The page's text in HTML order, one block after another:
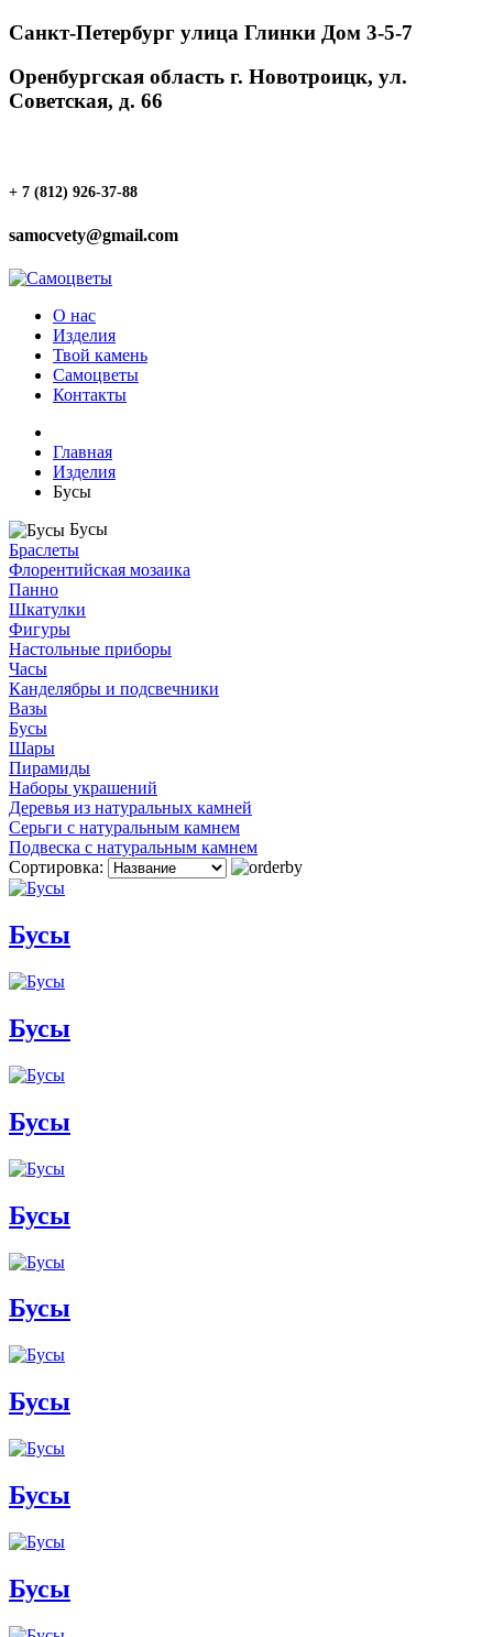
Санкт-Петербург улица Глинки Дом 3-5-7
Оренбургская область г. Новотроицк, ул.
Советская, д. 66
+ 7 (812) 926-37-88
samocvety@gmail.com
О нас
Изделия
Твой камень
Самоцветы
Контакты
Главная
Изделия
Бусы
Бусы
Браслеты
Флорентийская мозаика
Панно
Шкатулки
Фигуры
Настольные приборы
Часы
Канделябры и подсвечники
Вазы
Бусы
Шары
Пирамиды
Наборы украшений
Деревья из натуральных камней
Серьги с натуральным камнем
Подвеска с натуральным камнем
Сортировка:
Бусы
Бусы
Бусы
Бусы
Бусы
Бусы
Бусы
Бусы